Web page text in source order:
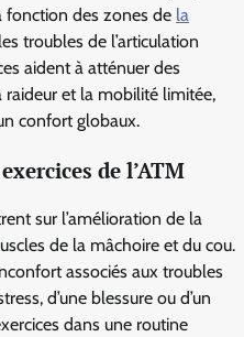
fonction des zones de la
troubles de l’articulation
aident à atténuer des
et la mobilité limitée,
confort globaux.
de l’ATM
sur l’amélioration de la
de la mâchoire et du cou.
associés aux troubles
d’une blessure ou d’un
dans une routine